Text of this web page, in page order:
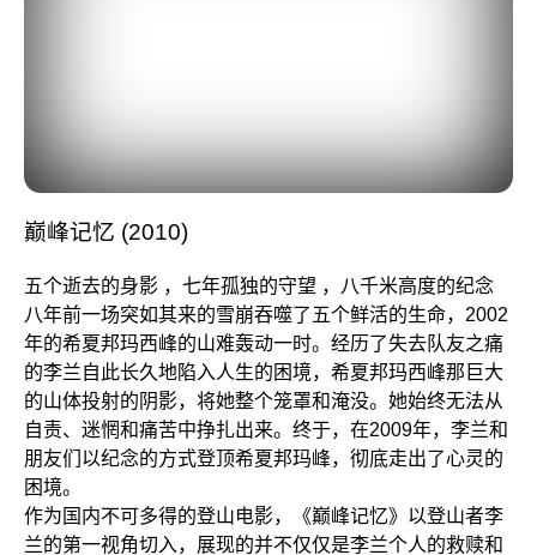
巅峰记忆 (2010)
五个逝去的身影 ，七年孤独的守望 ，八千米高度的纪念
八年前一场突如其来的雪崩吞噬了五个鲜活的生命，2002
年的希夏邦玛西峰的山难轰动一时。经历了失去队友之痛
的李兰自此长久地陷入人生的困境，希夏邦玛西峰那巨大
的山体投射的阴影，将她整个笼罩和淹没。她始终无法从
自责、迷惘和痛苦中挣扎出来。终于，在2009年，李兰和
朋友们以纪念的方式登顶希夏邦玛峰，彻底走出了心灵的
困境。
作为国内不可多得的登山电影，
《巅峰记忆》
以登山者李
兰的第一视角切入，展现的并不仅仅是李兰个人的救赎和